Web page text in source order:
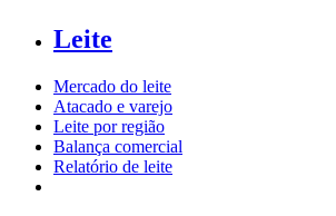
Leite
Mercado do leite
Atacado e varejo
Leite por região
Balança comercial
Relatório de leite